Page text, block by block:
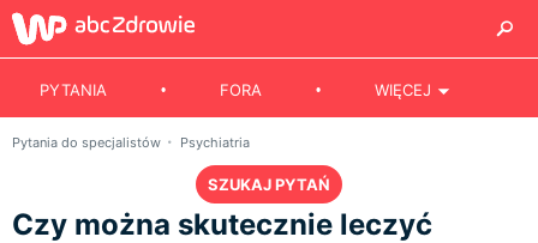
PYTANIA FORA WIĘCEJ
Pytania do specjalistów Psychiatria
SZUKAJ PYTAŃ
Czy można skutecznie leczyć